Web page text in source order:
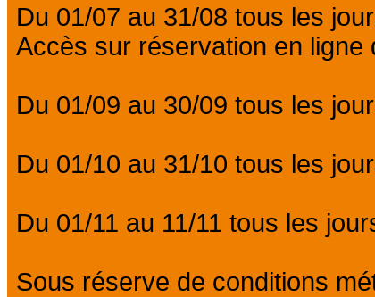
Du 01/07 au 31/08 tous les
Accès sur réservation en ligne
Du 01/09 au 30/09 tous les
Du 01/10 au 31/10 tous les
Du 01/11 au 11/11 tous les
Sous réserve de conditions